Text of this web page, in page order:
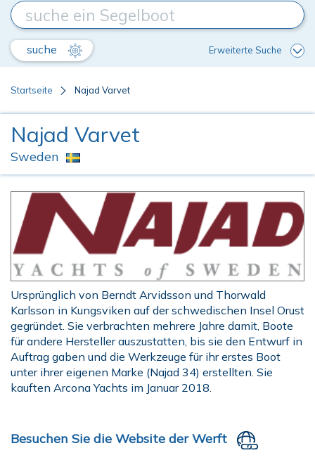
suche Erweiterte Suche
Startseite Najad Varvet
Najad Varvet
Sweden
Ursprünglich von Berndt Arvidsson und Thorwald
Karlsson in Kungsviken auf der schwedischen Insel Orust
gegründet. Sie verbrachten mehrere Jahre damit, Boote
für andere Hersteller auszustatten, bis sie den Entwurf in
Auftrag gaben und die Werkzeuge für ihr erstes Boot
unter ihrer eigenen Marke (Najad 34) erstellten. Sie
kauften Arcona Yachts im Januar 2018.
Besuchen Sie die Website der Werft